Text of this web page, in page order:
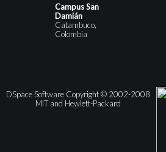
Campus San
Damián
Catambuco,
Colombia
DSpace Software Copyright © 2002-2008
MIT and Hewlett-Packard